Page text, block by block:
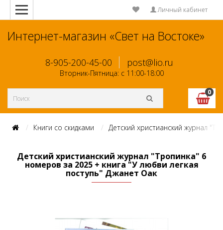
Личный кабинет
Интернет-магазин «Свет на Востоке»
8-905-200-45-00 post@lio.ru
Вторник-Пятница: с 11:00-18:00
0
Книги со скидками Детский христианский журнал
Детский христианский журнал "Тропинка" 6
номеров за 2025 + книга "У любви легкая
поступь" Джанет Оак